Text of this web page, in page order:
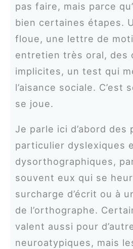
pas faire, mais parce
bien certaines étapes.
floue, une lettre de
entretien très oral, des
implicites, un test qui
l’aisance sociale. C’est
se joue.
Je parle ici d’abord des
particulier dyslexiques
dysorthographiques,
souvent eux qui se
surcharge d’écrit ou à
de l’orthographe.
valent aussi pour
neuroatypiques, mais